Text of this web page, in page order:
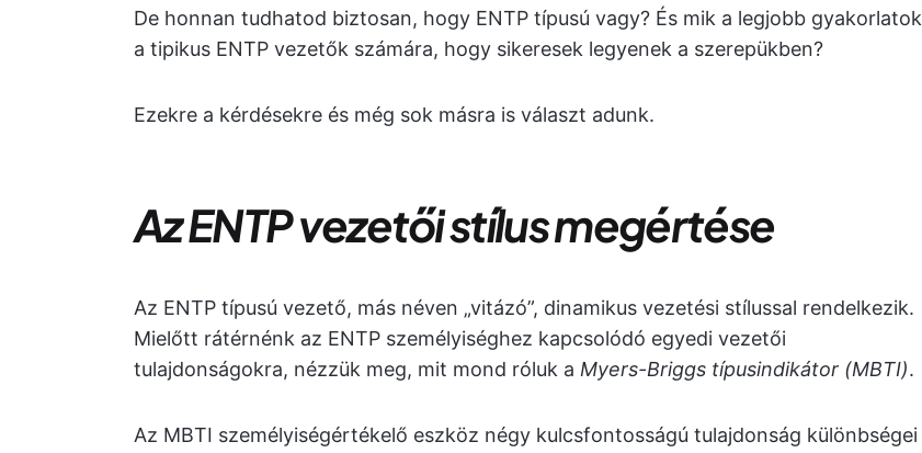
De honnan tudhatod biztosan, hogy ENTP típusú vagy? És mik a legjobb gyakorlatok
a tipikus ENTP vezetők számára, hogy sikeresek legyenek a szerepükben?
Ezekre a kérdésekre és még sok másra is választ adunk.
Az ENTP vezetői stílus megértése
Az ENTP típusú vezető, más néven „vitázó”, dinamikus vezetési stílussal rendelkezik.
Mielőtt rátérnénk az ENTP személyiséghez kapcsolódó egyedi vezetői
tulajdonságokra, nézzük meg, mit mond róluk a Myers-Briggs típusindikátor (MBTI).
Az MBTI személyiségértékelő eszköz négy kulcsfontosságú tulajdonság különbségei